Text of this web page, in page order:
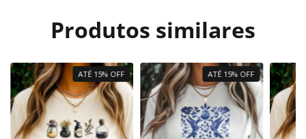
Produtos similares
ATÉ 15% OFF ATÉ 15% OFF